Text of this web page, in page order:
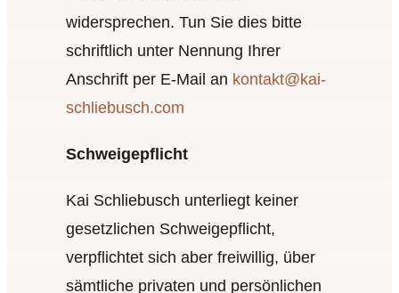
widersprechen. Tun Sie dies bitte
schriftlich unter Nennung Ihrer
Anschrift per E‑Mail an kontakt@kai-
schliebusch.com
Schweigepflicht
Kai Schliebusch unterliegt keiner
gesetzlichen Schweigepflicht,
verpflichtet sich aber freiwillig, über
sämtliche privaten und persönlichen